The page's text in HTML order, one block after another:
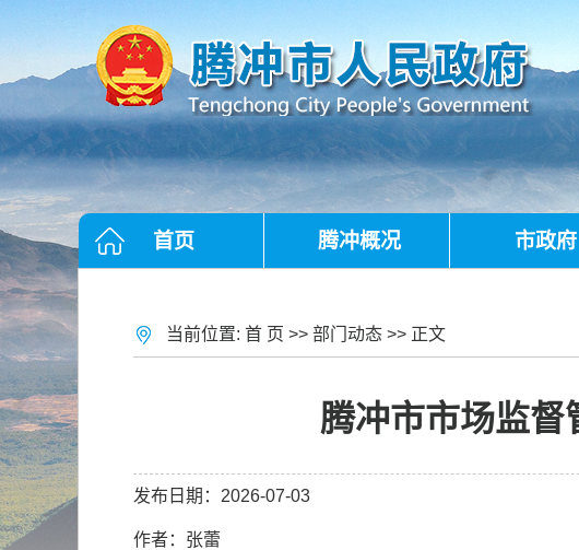
首页 腾冲概况 市政府
当前位置: 首 页 >> 部门动态 >> 正文
腾冲市市场监督
发布日期：2026-07-03
作者：张蕾